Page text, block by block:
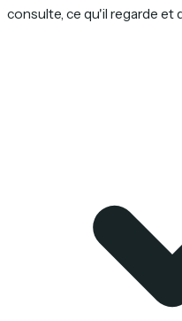
consulte, ce qu'il regarde et